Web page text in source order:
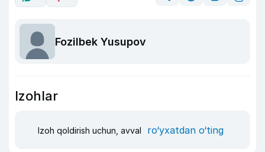
Fozilbek Yusupov
Izohlar
Izoh qoldirish uchun, avval ro‘yxatdan o‘ting